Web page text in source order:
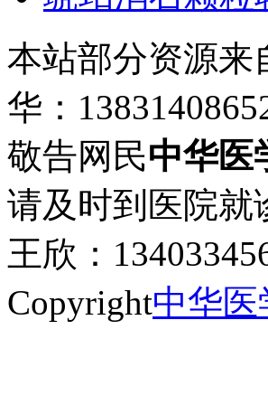
本站部分资源来
华：
敬告网民中华医
请及时到医院就
王欣：
Copyright中华医